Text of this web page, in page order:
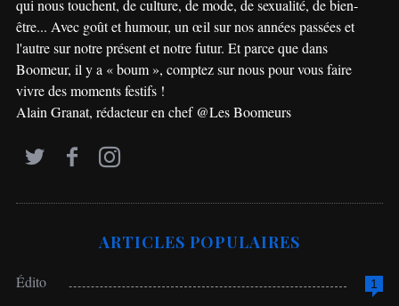
qui nous touchent, de culture, de mode, de sexualité, de bien-
être... Avec goût et humour, un œil sur nos années passées et
l'autre sur notre présent et notre futur. Et parce que dans
Boomeur, il y a « boum », comptez sur nous pour vous faire
vivre des moments festifs !
Alain Granat, rédacteur en chef @Les Boomeurs
ARTICLES POPULAIRES
1
Édito